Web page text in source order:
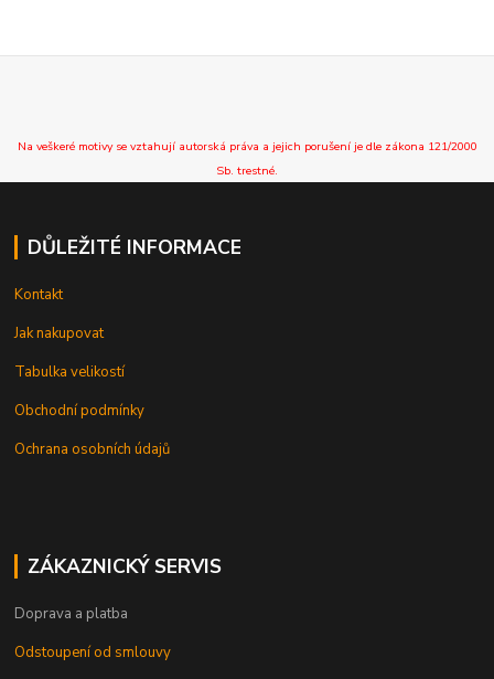
Na veškeré motivy se vztahují autorská práva a jejich porušení je dle zákona 121/2000
Sb. trestné.
DŮLEŽITÉ INFORMACE
Kontakt
Jak nakupovat
Tabulka velikostí
Obchodní podmínky
Ochrana osobních údajů
ZÁKAZNICKÝ SERVIS
Doprava a platba
Odstoupení od smlouvy